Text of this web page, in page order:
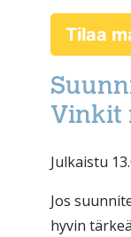
Tilaa
Vinkit
Julkaistu
Jos
hyvin